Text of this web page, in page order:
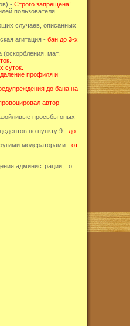
- Строго запрещена!
пользователя
случаев, описанных
агитация - бан до 3-х
мат,
суток.
профиля и
до бана на
автор -
просьбы оных
по пункту 9 - до
модераторами - от
администрации, то